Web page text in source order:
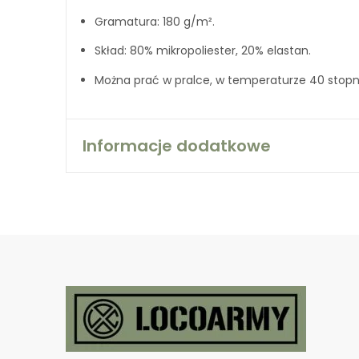
Gramatura: 180 g/m².
Skład: 80% mikropoliester, 20% elastan.
Można prać w pralce, w temperaturze 40
Informacje dodatkowe